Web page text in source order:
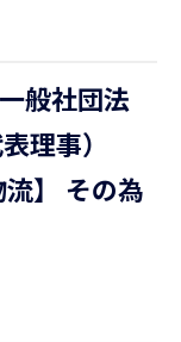
般社団法
理事）
】 その為